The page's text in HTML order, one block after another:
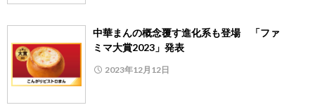
中華まんの概念覆す進化系も登場 「ファ
ミマ大賞2023」発表
2023年12月12日